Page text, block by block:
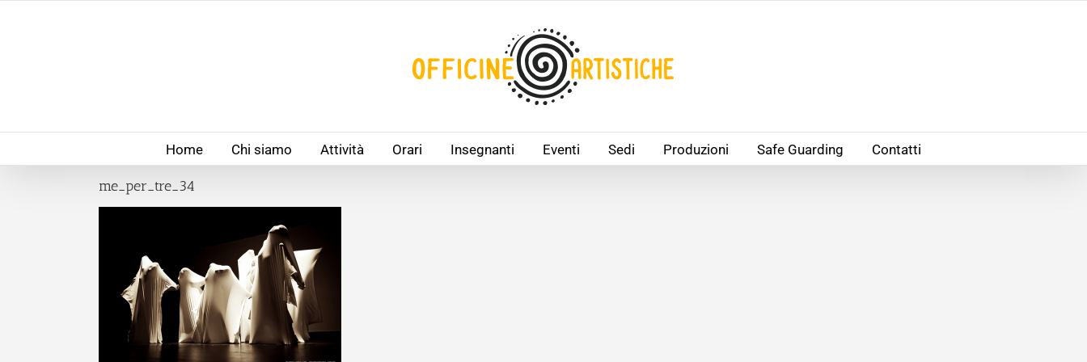
Home Chi siamo Attività Orari Insegnanti Eventi Sedi Produzioni Safe Guarding Contatti
me_per_tre_34